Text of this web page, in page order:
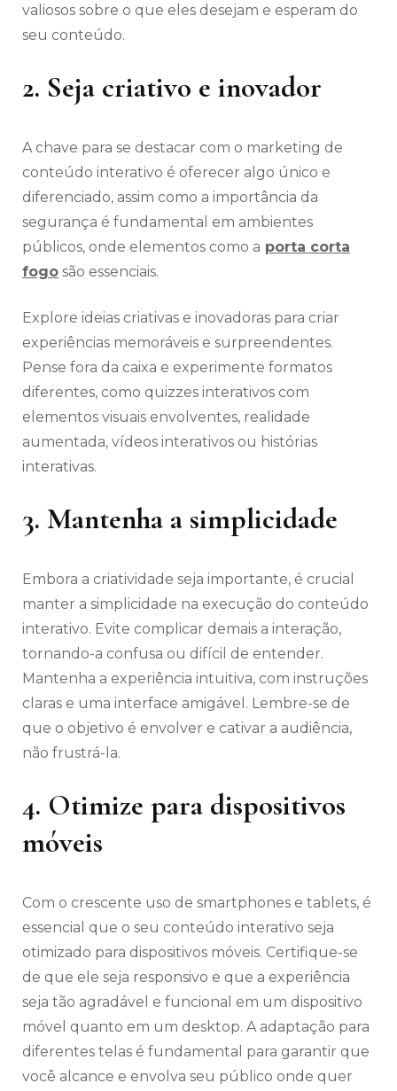
valiosos sobre o que eles desejam e esperam do
seu conteúdo.
2. Seja criativo e inovador
A chave para se destacar com o marketing de
conteúdo interativo é oferecer algo único e
diferenciado, assim como a importância da
segurança é fundamental em ambientes
públicos, onde elementos como a porta corta
fogo são essenciais.
Explore ideias criativas e inovadoras para criar
experiências memoráveis e surpreendentes.
Pense fora da caixa e experimente formatos
diferentes, como quizzes interativos com
elementos visuais envolventes, realidade
aumentada, vídeos interativos ou histórias
interativas.
3. Mantenha a simplicidade
Embora a criatividade seja importante, é crucial
manter a simplicidade na execução do conteúdo
interativo. Evite complicar demais a interação,
tornando-a confusa ou difícil de entender.
Mantenha a experiência intuitiva, com instruções
claras e uma interface amigável. Lembre-se de
que o objetivo é envolver e cativar a audiência,
não frustrá-la.
4. Otimize para dispositivos
móveis
Com o crescente uso de smartphones e tablets, é
essencial que o seu conteúdo interativo seja
otimizado para dispositivos móveis. Certifique-se
de que ele seja responsivo e que a experiência
seja tão agradável e funcional em um dispositivo
móvel quanto em um desktop. A adaptação para
diferentes telas é fundamental para garantir que
você alcance e envolva seu público onde quer